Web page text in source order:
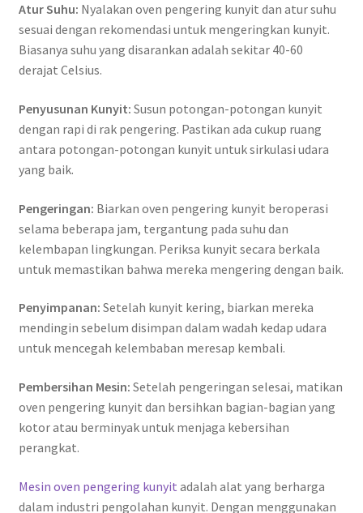
Atur Suhu: Nyalakan oven pengering kunyit dan atur suhu
sesuai dengan rekomendasi untuk mengeringkan kunyit.
Biasanya suhu yang disarankan adalah sekitar 40-60
derajat Celsius.
Penyusunan Kunyit: Susun potongan-potongan kunyit
dengan rapi di rak pengering. Pastikan ada cukup ruang
antara potongan-potongan kunyit untuk sirkulasi udara
yang baik.
Pengeringan: Biarkan oven pengering kunyit beroperasi
selama beberapa jam, tergantung pada suhu dan
kelembapan lingkungan. Periksa kunyit secara berkala
untuk memastikan bahwa mereka mengering dengan baik.
Penyimpanan: Setelah kunyit kering, biarkan mereka
mendingin sebelum disimpan dalam wadah kedap udara
untuk mencegah kelembaban meresap kembali.
Pembersihan Mesin: Setelah pengeringan selesai, matikan
oven pengering kunyit dan bersihkan bagian-bagian yang
kotor atau berminyak untuk menjaga kebersihan
perangkat.
Mesin oven pengering kunyit adalah alat yang berharga
dalam industri pengolahan kunyit. Dengan menggunakan